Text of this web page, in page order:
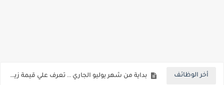
أخر الوظائف للمؤهلات العليا ..اعلان وظائف وزارة التنمية المحلية " اخصائي تخطيط - مهندس - اخصائي حاسبات - باحث قانوني " والتقديم الكتروني بتاريخ 15-7-2026